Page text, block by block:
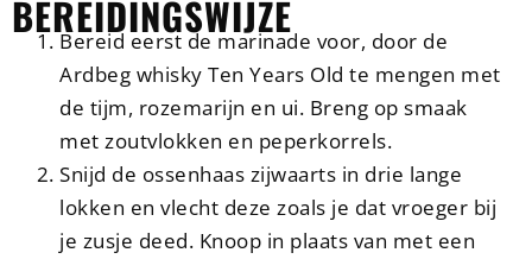
BEREIDINGSWIJZE
Bereid eerst de marinade voor, door de
Ardbeg whisky Ten Years Old te mengen met
de tijm, rozemarijn en ui. Breng op smaak
met zoutvlokken en peperkorrels.
Snijd de ossenhaas zijwaarts in drie lange
lokken en vlecht deze zoals je dat vroeger bij
je zusje deed. Knoop in plaats van met een